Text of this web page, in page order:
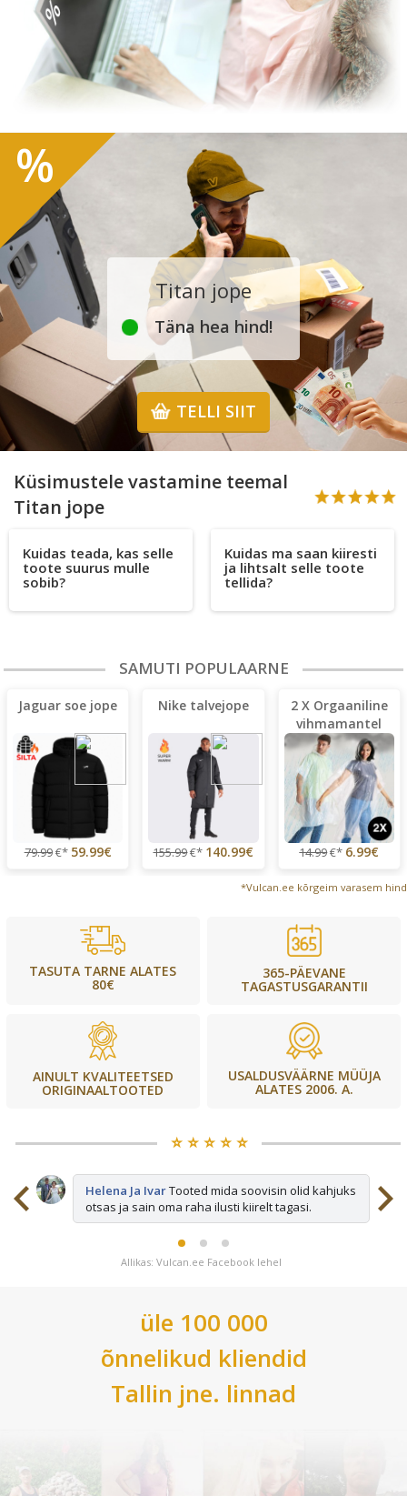
Titan jope
Täna hea hind!
TELLI SIIT
%
Küsimustele vastamine teemal
Titan jope
Kuidas teada, kas selle
toote suurus mulle
sobib?
Kuidas ma saan kiiresti
ja lihtsalt selle toote
tellida?
SAMUTI POPULAARNE
Jaguar soe jope
79.99€* 59.99€
Nike talvejope
155.99€* 140.99€
2 X Orgaaniline
vihmamantel
14.99€* 6.99€
*Vulcan.ee kõrgeim varasem hind
TASUTA TARNE ALATES
80€
365-PÄEVANE
TAGASTUSGARANTII
AINULT KVALITEETSED
ORIGINAALTOOTED
USALDUSVÄÄRNE MÜÜJA
ALATES 2006. A.
⭐️ ⭐️ ⭐️ ⭐️ ⭐️
Helena Ja IvarTooted mida soovisin olid kahjuks
otsas ja sain oma raha ilusti kiirelt tagasi.
Allikas: Vulcan.ee Facebook lehel
üle 100 000
õnnelikud kliendid
Tallin jne. linnad